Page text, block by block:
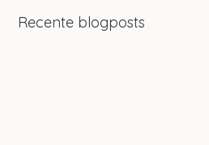
Recente blogposts